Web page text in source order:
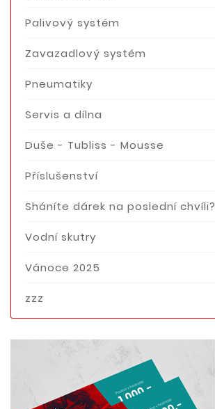
Palivový systém
Zavazadlový systém
Pneumatiky
Servis a dílna
Duše - Tubliss - Mousse
Příslušenství
Sháníte dárek na poslední chvíli?
Vodní skutry
Vánoce 2025
zzz